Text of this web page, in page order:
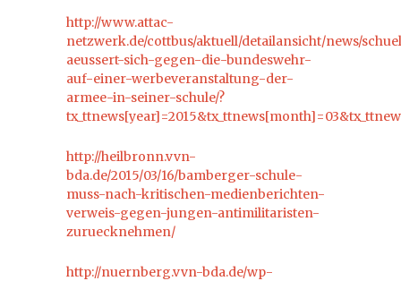
http://www.attac-
netzwerk.de/cottbus/aktuell/detailansicht/news/
aeussert-sich-gegen-die-bundeswehr-
auf-einer-werbeveranstaltung-der-
armee-in-seiner-schule/?
http://heilbronn.vvn-
bda.de/2015/03/16/bamberger-schule-
muss-nach-kritischen-medienberichten-
verweis-gegen-jungen-antimilitaristen-
zuruecknehmen/
http://nuernberg.vvn-bda.de/wp-